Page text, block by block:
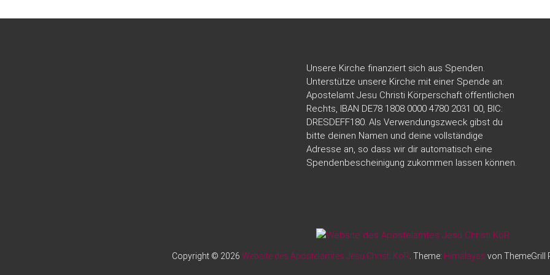
Unsere Kirche finanziert sich aus Spenden.
Unterstütze unsere Kirche mit einer Spende an:
Apostelamt Jesu Christi Körperschaft öffentlichen
Rechts, IBAN DE78 1808 0000 4780 2031 00, BIC:
DRESDEFF180. Als Verwendungszweck gibst du
bitte deinen Namen und deine vollständige
Adresse an, so dass wir dir automatisch eine
Spendenbescheinigung zukommen lassen können.
Copyright © 2026 Website des Apostelamtes Jesu Christi KöR . Theme: Himalayas von ThemeGrill